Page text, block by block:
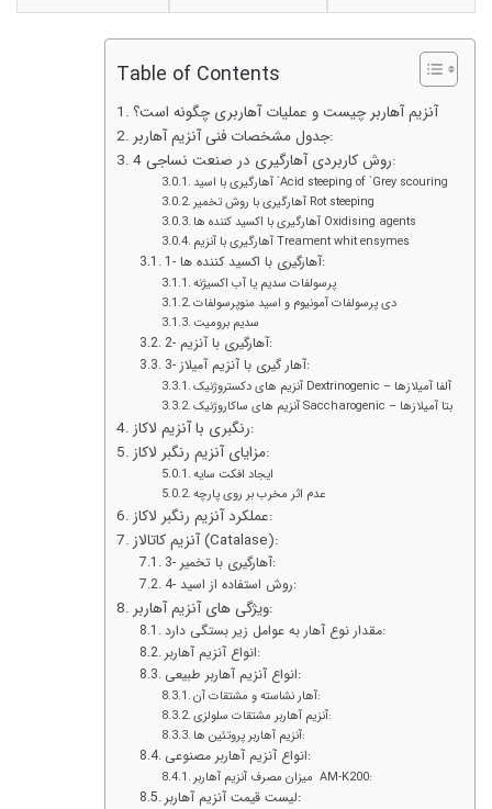
Table of Contents
آنزیم آهاربر چیست و عملیات آهاربری چگونه است؟
جدول مشخصات فنی آنزیم آهاربر:
4 روش کاربردی آهارگیری در صنعت نساجی:
آهارگیری با اسید `Acid steeping of `Grey scouring
آهارگیری با روش تخمیر Rot steeping
آهارگیری با اکسید کننده ها Oxidising agents
آهارگیری با آنزیم Treament whit ensymes
1- آهارگیری با اکسید کننده ها:
پرسولفات سدیم یا آب اکسیژنه
دی پرسولفات آمونیوم و اسید منوپرسولفات
سدیم برومیت
2- آهارگیری با آنزیم:
3- آهار گیری با آنزیم آمیلاز:
آنزیم های دکستروژنیک Dextrinogenic – آلفا آمیلازها
آنزیم های ساکاروژنیک Saccharogenic – بتا آمیلازها
رنگبری با آنزیم لاکاز:
مزایای آنزیم رنگبر لاکاز:
ایجاد افکت سایه
عدم اثر مخرب بر روی پارچه
عملکرد آنزیم رنگبر لاکاز:
آنزیم کاتالاز (Catalase):
3- آهارگیری با تخمیر:
4- روش استفاده از اسید:
ویژگی های آنزیم آهاربر:
مقدار نوع آهار به عوامل زیر بستگی دارد:
انواع آنزیم آهاربر:
انواع آنزیم آهاربر طبیعی:
آهار نشاسته و مشتقات آن:
آنزیم آهاربر مشتقات سلولزی:
آنزیم آهاربر پروتئین ها:
انواع آنزیم آهاربر مصنوعی:
میزان مصرف آنزیم آهاربر AM-K200:
لیست قیمت آنزیم آهاربر: